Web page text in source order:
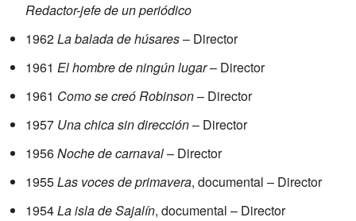
Redactor-jefe de un periódico
1962La balada de húsares– Director
1961 El hombre de ningún lugar– Director
1961 Como se creó Robinson– Director
1957 Una chica sin dirección– Director
1956Noche de carnaval– Director
1955Las voces de primavera, documental – Director
1954La isla de Sajalín, documental – Director